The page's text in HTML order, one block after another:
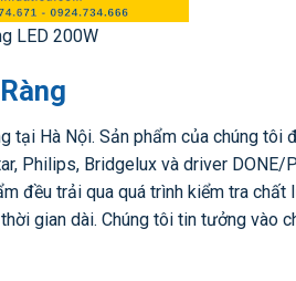
LED 200W
tại Hà Nội. Sản phẩm của chúng tôi
Philips, Bridgelux và driver
đều trải qua quá trình kiểm tra
gian dài. Chúng tôi tin tưởng vào